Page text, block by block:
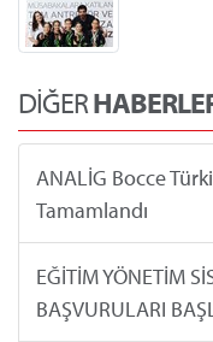
DİĞER
ANALİG Bocce
Tamamlandı
EĞİTİM YÖNETİM
BAŞVURULARI